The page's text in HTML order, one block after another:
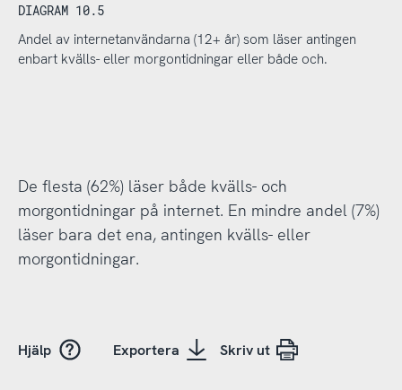
DIAGRAM 10.5
Andel av internetanvändarna (12+ år) som läser antingen
enbart kvälls- eller morgontidningar eller både och.
De flesta (62%) läser både kvälls- och
morgontidningar på internet. En mindre andel (7%)
läser bara det ena, antingen kvälls- eller
morgontidningar.
Hjälp Exportera Skriv ut